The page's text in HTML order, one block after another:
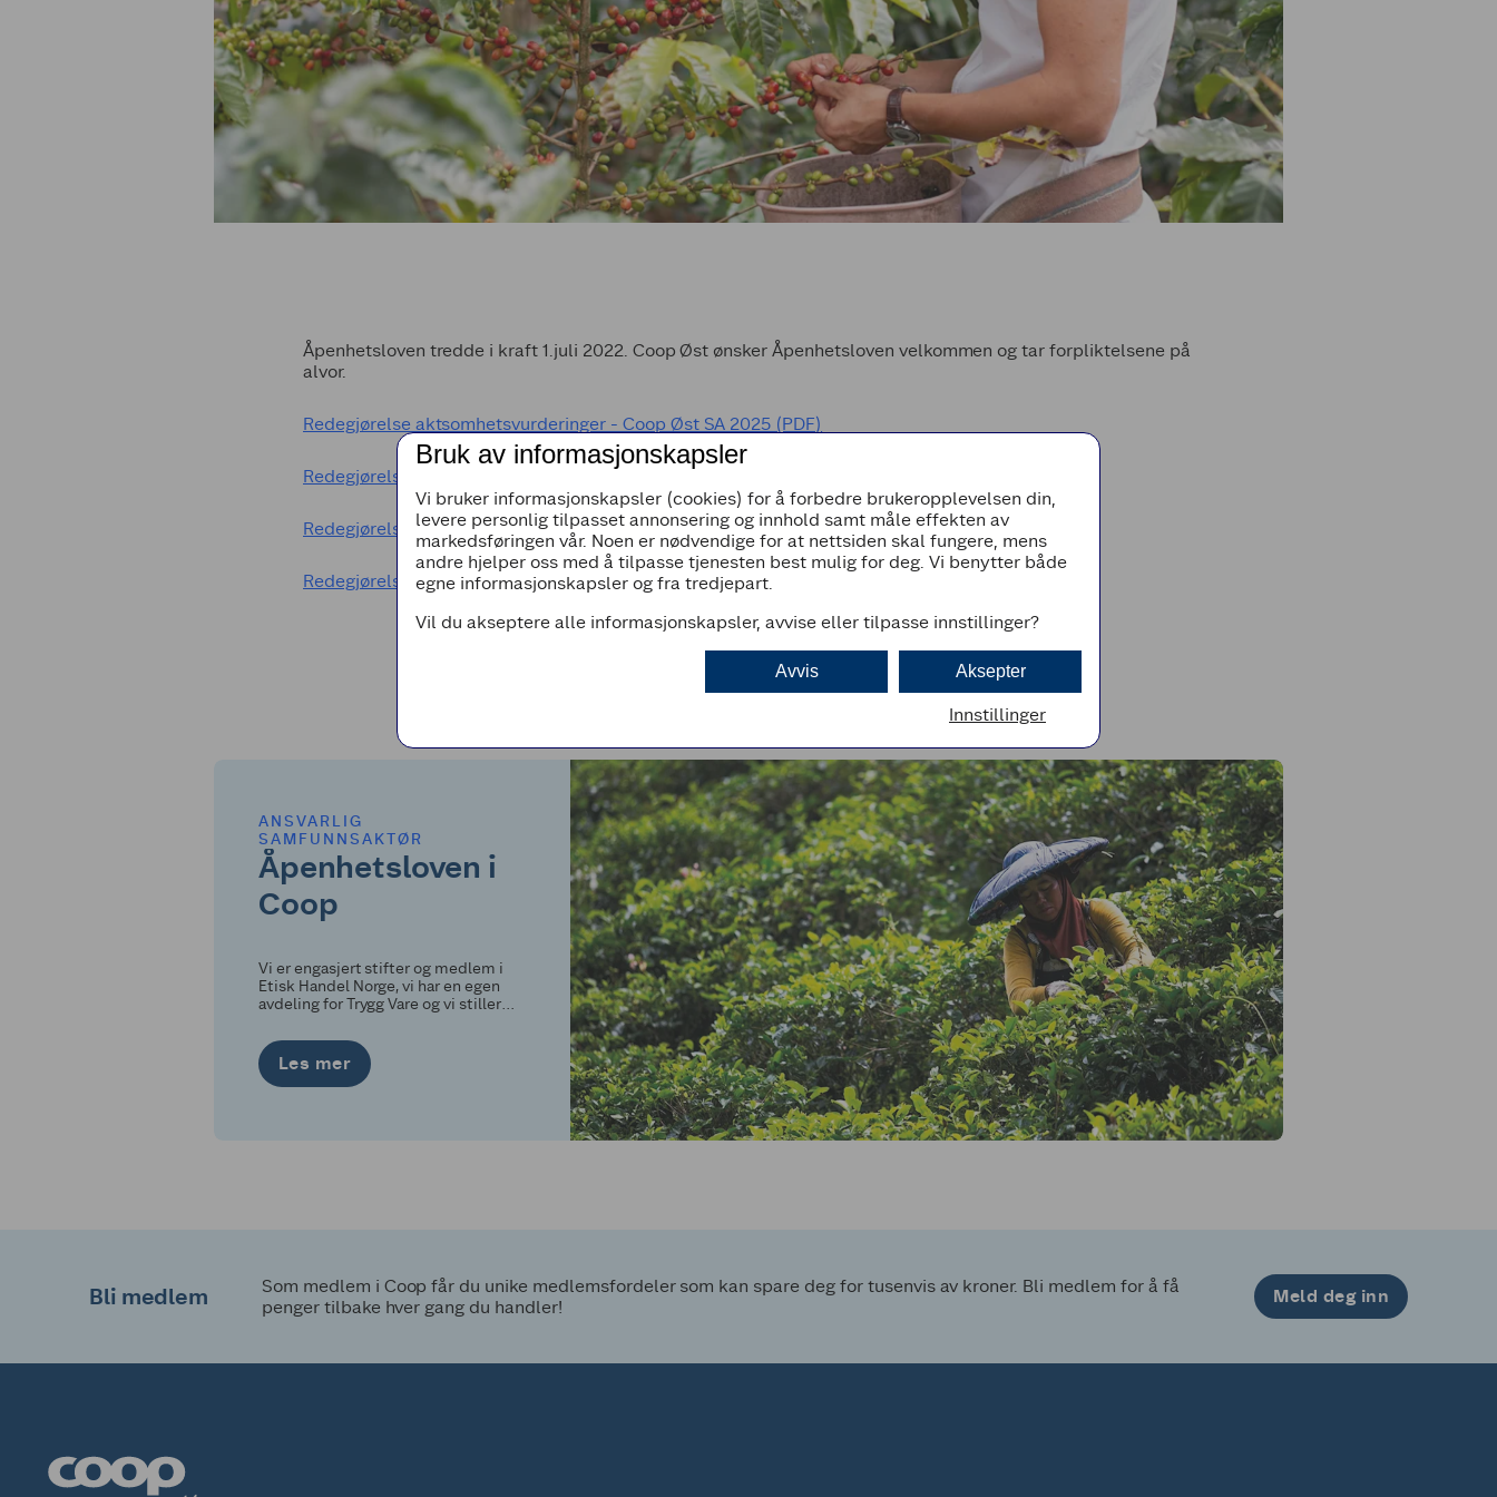
Åpenhetsloven tredde i kraft 1.juli 2022. Coop Øst ønsker Åpenhetsloven velkommen og tar forpliktelsene på
alvor.
Redegjørelse aktsomhetsvurderinger - Coop Øst SA 2025 (PDF)
Redegjørelse aktsomhetsvurderinger - Coop Øst SA 2024 (PDF)
Redegjørelse aktsomhetsvurderinger - Coop Øst SA 2023 (PDF)
Redegjørelse aktsomhetsvurderinger - Coop Øst SA 2022 (PDF)
ANSVARLIG
SAMFUNNSAKTØR
Åpenhetsloven i
Coop
Vi er engasjert stifter og medlem i
Etisk Handel Norge, vi har en egen
avdeling for Trygg Vare og vi stiller
Les mer
Bli medlem
Som medlem i Coop får du unike medlemsfordeler som kan spare deg for tusenvis av kroner. Bli medlem for å få
penger tilbake hver gang du handler!
Meld deg inn
Bruk av informasjonskapsler
Vi bruker informasjonskapsler (cookies) for å forbedre brukeropplevelsen din,
levere personlig tilpasset annonsering og innhold samt måle effekten av
markedsføringen vår. Noen er nødvendige for at nettsiden skal fungere, mens
andre hjelper oss med å tilpasse tjenesten best mulig for deg. Vi benytter både
egne informasjonskapsler og fra tredjepart.
Vil du akseptere alle informasjonskapsler, avvise eller tilpasse innstillinger?
Aksepter
Avvis
Innstillinger